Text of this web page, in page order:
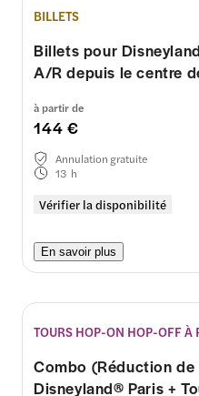
BILLETS
Billets pour
A/R depuis le centre
à partir de
144 €
Vérifier la disponibilité
Annulation gratuite
13 h
En savoir plus
TOURS HOP-ON HOP-OFF À
Combo (Réduction
Disneyland® Paris +